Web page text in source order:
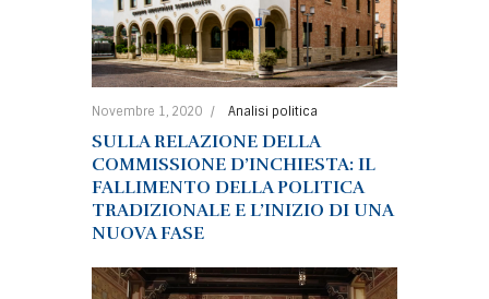
Novembre 1, 2020 Analisi politica
SULLA RELAZIONE DELLA
COMMISSIONE D’INCHIESTA: IL
FALLIMENTO DELLA POLITICA
TRADIZIONALE E L’INIZIO DI UNA
NUOVA FASE